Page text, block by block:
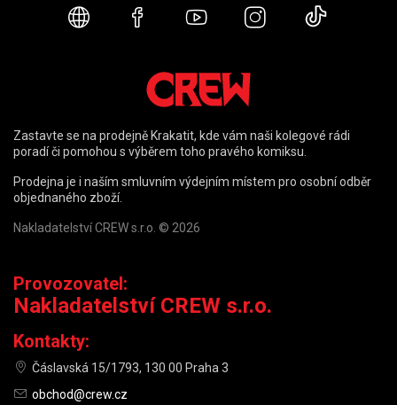
Webové stránky
FacebookYouTubeInstagram
Zastavte se na prodejně Krakatit, kde vám naši kolegové rádi
poradí či pomohou s výběrem toho pravého komiksu.
Prodejna je i naším smluvním výdejním místem pro osobní odběr
objednaného zboží.
Nakladatelství CREW s.r.o. © 2026
Provozovatel:
Nakladatelství CREW s.r.o.
Kontakty:
Čáslavská 15/1793, 130 00 Praha 3
obchod@crew.cz